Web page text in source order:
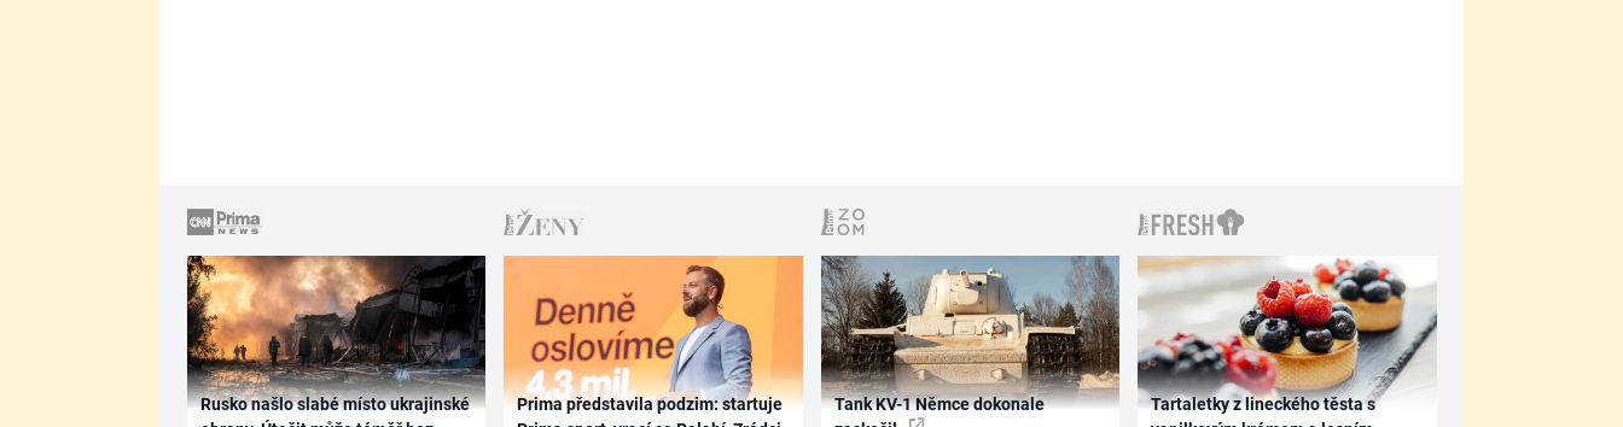
Rusko našlo slabé místo ukrajinské
Prima představila podzim: startuje
Tank KV-1 Němce dokonale
Tartaletky z lineckého těsta s